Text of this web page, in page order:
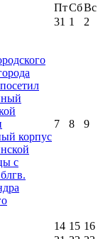
ПтСбВс
31 1 2
корпус
с
7 8 9
14 15 16